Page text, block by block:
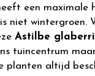
een maximale
is niet wintergroen.
Astilbe
tuincentrum
planten altijd